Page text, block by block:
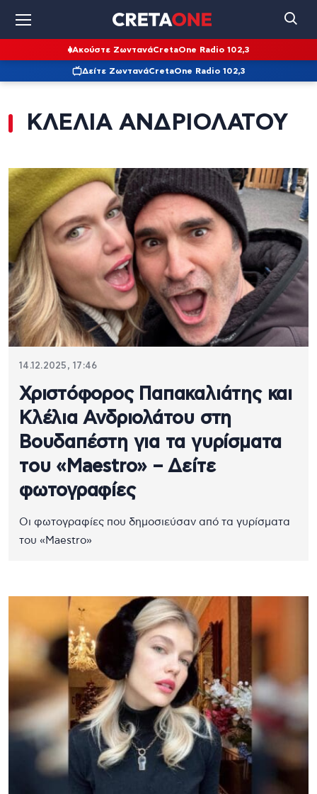
Ακούστε ΖωντανάCretaOne Radio 102,3
Δείτε ΖωντανάCretaOne Radio 102,3
ΚΛΕΛΙΑ ΑΝΔΡΙΟΛΑΤΟΥ
14.12.2025, 17:46
Χριστόφορος Παπακαλιάτης και
Κλέλια Ανδριολάτου στη
Βουδαπέστη για τα γυρίσματα
του «Maestro» – Δείτε
φωτογραφίες
Οι φωτογραφίες που δημοσιεύσαν από τα γυρίσματα
του «Maestro»